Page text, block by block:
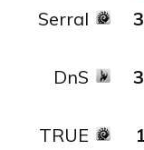
Serral
DnS
TRUE